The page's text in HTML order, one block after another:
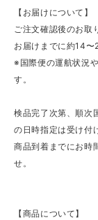
【お届けについて】
ご注文確認後のお取
お届けまでに約14〜
※国際便の運航状況
す。
検品完了次第、順次
の日時指定は受け付
商品到着までにお時
せ。
【商品について】